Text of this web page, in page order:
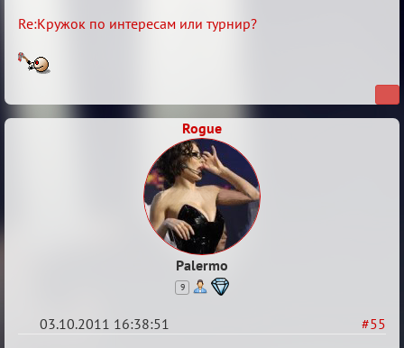
Re:
Кружок
по
или
Re:Кружок по интересам или турнир?
Rogue
Palermo
9
#55
03.10.2011 16:38:51